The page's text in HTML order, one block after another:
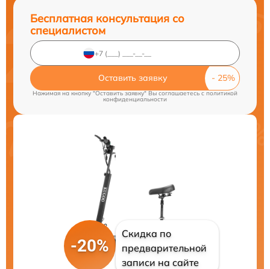
Бесплатная консультация со
специалистом
Оставить заявку
Нажимая на кнопку "Оставить заявку" Вы соглашаетесь cполитикой
конфиденциальности
-20%
Скидка по
предварительной
записи на сайте